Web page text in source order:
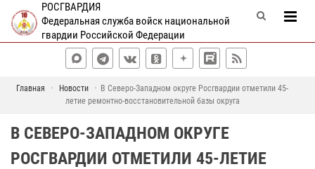
РОСГВАРДИЯ
Федеральная служба войск национальной
гвардии Российской Федерации
Главная Новости
В Северо-Западном округе Росгвардии отметили 45-
летие ремонтно-восстановительной базы округа
В СЕВЕРО-ЗАПАДНОМ ОКРУГЕ
РОСГВАРДИИ ОТМЕТИЛИ 45-ЛЕТИЕ